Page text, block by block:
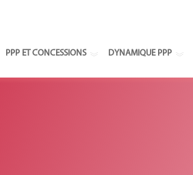
PPP ET CONCESSIONS DYNAMIQUE PPP